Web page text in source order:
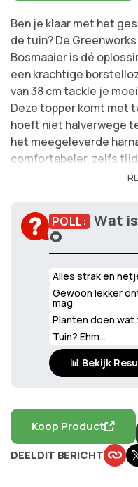
Ben je klaar met het
de tuin? De
Bosmaaier is dé
een krachtige
van 38 cm tackle je
Deze topper komt met
hoeft niet halverwege
het meegeleverde
comfortabeler, zelfs
maaien biedt en de
benzine-modellen.
wordt tuinonderhoud
Maaibreedte:38
Motor:
duurzaamheid
Twee 24V
inbegrepen
Extra’s:Inclusief
comfort
POLL: Wat
🌻
Alles strak en
Gewoon lekker
mag
Planten doen wat
Tuin? Ehm…
📊 Bekijk
Koop Product
DEEL DIT BERICHT